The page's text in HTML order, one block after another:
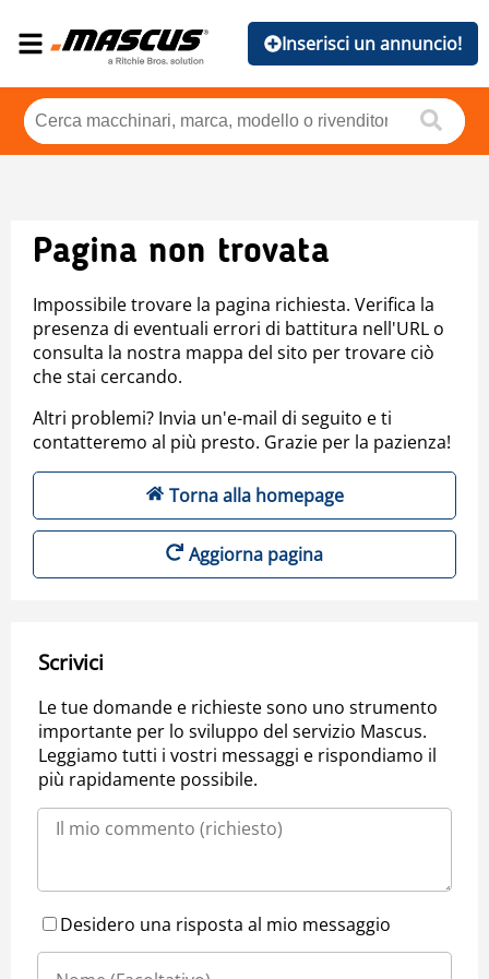
Inserisci un annuncio!
Pagina non trovata
Impossibile trovare la pagina richiesta. Verifica la
presenza di eventuali errori di battitura nell'URL o
consulta la nostra mappa del sito per trovare ciò
che stai cercando.
Altri problemi? Invia un'e-mail di seguito e ti
contatteremo al più presto. Grazie per la pazienza!
Torna alla homepage
Aggiorna pagina
Scrivici
Le tue domande e richieste sono uno strumento
importante per lo sviluppo del servizio Mascus.
Leggiamo tutti i vostri messaggi e rispondiamo il
più rapidamente possibile.
Desidero una risposta al mio messaggio